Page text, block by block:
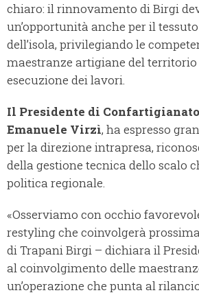
chiaro: il rinnovamento di Birgi
un’opportunità anche per il
dell’isola, privilegiando le
maestranze artigiane del
esecuzione dei lavori.
Il Presidente di
Emanuele Virzì, ha espresso
per la direzione intrapresa,
della gestione tecnica dello scalo
politica regionale.
«Osserviamo con occhio
restyling che coinvolgerà
di Trapani Birgi – dichiara il
al coinvolgimento delle
un’operazione che punta al